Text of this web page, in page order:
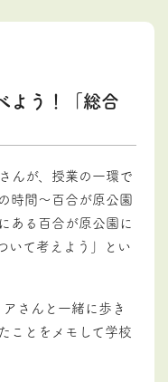
よう！「総合
んが、授業の一環で
時間～百合が原公園
ある百合が原公園に
いて考えよう」とい
さんと一緒に歩き
ことをメモして学校